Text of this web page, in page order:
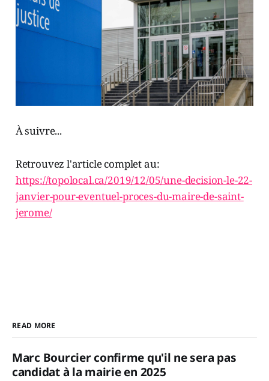
À suivre...
Retrouvez l'article complet au:
https://topolocal.ca/2019/12/05/une-decision-le-22-
janvier-pour-eventuel-proces-du-maire-de-saint-
jerome/
READ MORE
Marc Bourcier confirme qu'il ne sera pas
candidat à la mairie en 2025